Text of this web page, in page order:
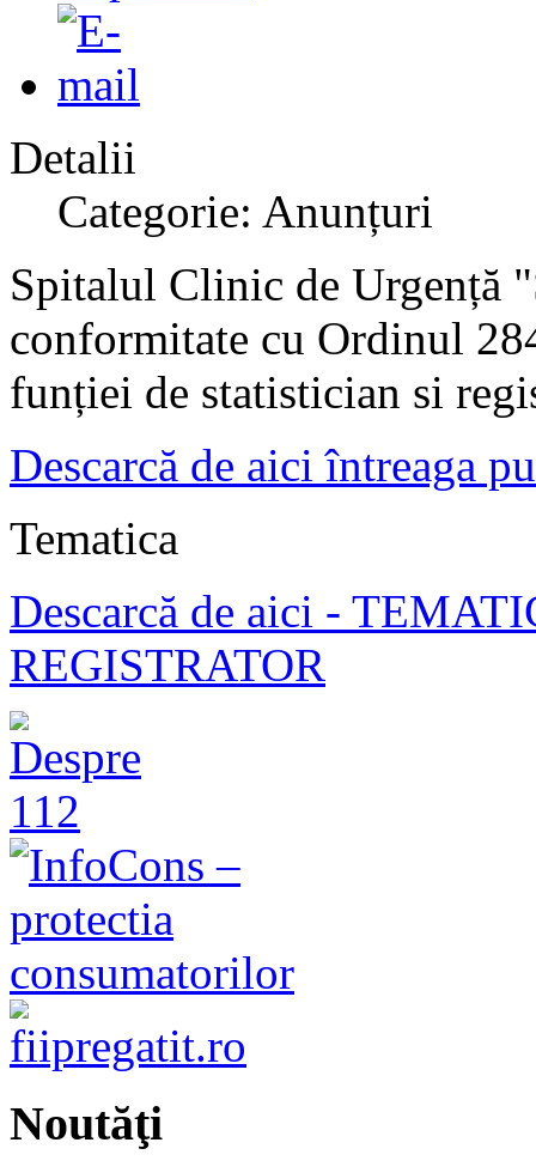
Detalii
Categorie: Anunțuri
Spitalul Clinic de Urgență
conformitate cu Ordinul
funției de statistician si
Descarcă de aici întreaga
Tematica
Descarcă de aici -
REGISTRATOR
Noutăţi